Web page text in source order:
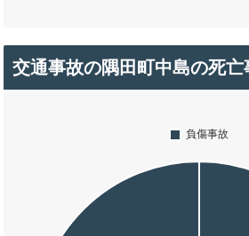
交通事故の隅田町中島の死亡